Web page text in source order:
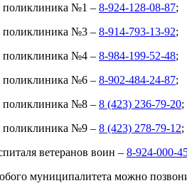
поликлиника №1 – 8-924-128-08-87;
поликлиника №3 – 8-914-793-13-92;
поликлиника №4 – 8-984-199-52-48;
поликлиника №6 – 8-902-484-24-87;
поликлиника №8 – 8 (423) 236-79-20;
поликлиника №9 – 8 (423) 278-79-12;
ветеранов воин – 8-924-000-
муниципалитета можно